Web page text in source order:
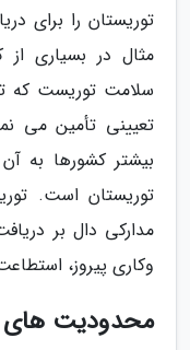
توریستان را برای
مثال در بسیاری از
سلامت توریست که
تعیینی تأمین می
بیشتر کشورها به
توریستان است.
مدارکی دال بر
وکاری پیروز،
محدودیت های